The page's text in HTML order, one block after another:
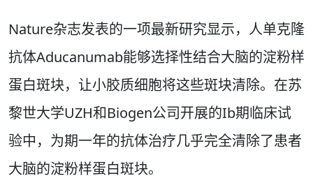
Nature杂志发表的一项最新研究显示，人单克隆
抗体Aducanumab能够选择性结合大脑的淀粉样
蛋白斑块，让小胶质细胞将这些斑块清除。在苏
黎世大学UZH和Biogen公司开展的Ib期临床试
验中，为期一年的抗体治疗几乎完全清除了患者
大脑的淀粉样蛋白斑块。